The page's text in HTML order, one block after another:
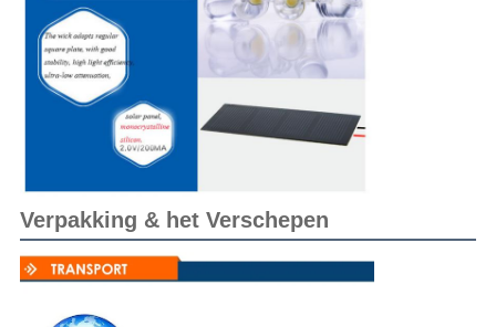
Verpakking & het Verschepen